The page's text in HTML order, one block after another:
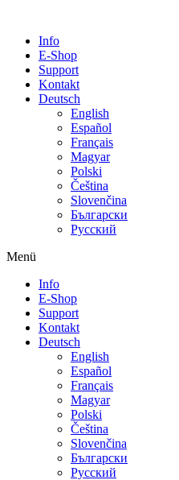
Info
E-Shop
Support
Kontakt
Deutsch
English
Español
Français
Magyar
Polski
Čeština
Slovenčina
Български
Русский
Menü
Info
E-Shop
Support
Kontakt
Deutsch
English
Español
Français
Magyar
Polski
Čeština
Slovenčina
Български
Русский